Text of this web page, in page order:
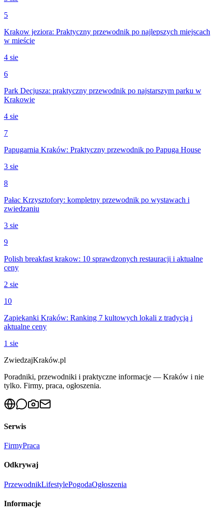
5
Krakow jeziora: Praktyczny przewodnik po najlepszych miejscach
w mieście
4 sie
6
Park Decjusza: praktyczny przewodnik po najstarszym parku w
Krakowie
4 sie
7
Papugarnia Kraków: Praktyczny przewodnik po Papuga House
3 sie
8
Pałac Krzysztofory: kompletny przewodnik po wystawach i
zwiedzaniu
3 sie
9
Polish breakfast krakow: 10 sprawdzonych restauracji i aktualne
ceny
2 sie
10
Zapiekanki Kraków: Ranking 7 kultowych lokali z tradycją i
aktualne ceny
1 sie
ZwiedzajKraków.pl
Poradniki, przewodniki i praktyczne informacje — Kraków i nie
tylko. Firmy, praca, ogłoszenia.
Serwis
FirmyPraca
Odkrywaj
PrzewodnikLifestylePogodaOgłoszenia
Informacje